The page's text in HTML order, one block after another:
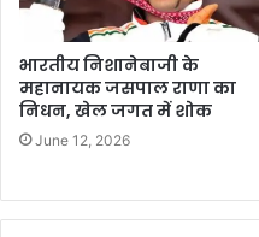
भारतीय निशानेबाजी के
महानायक जसपाल राणा का
निधन, खेल जगत में शोक
June 12, 2026